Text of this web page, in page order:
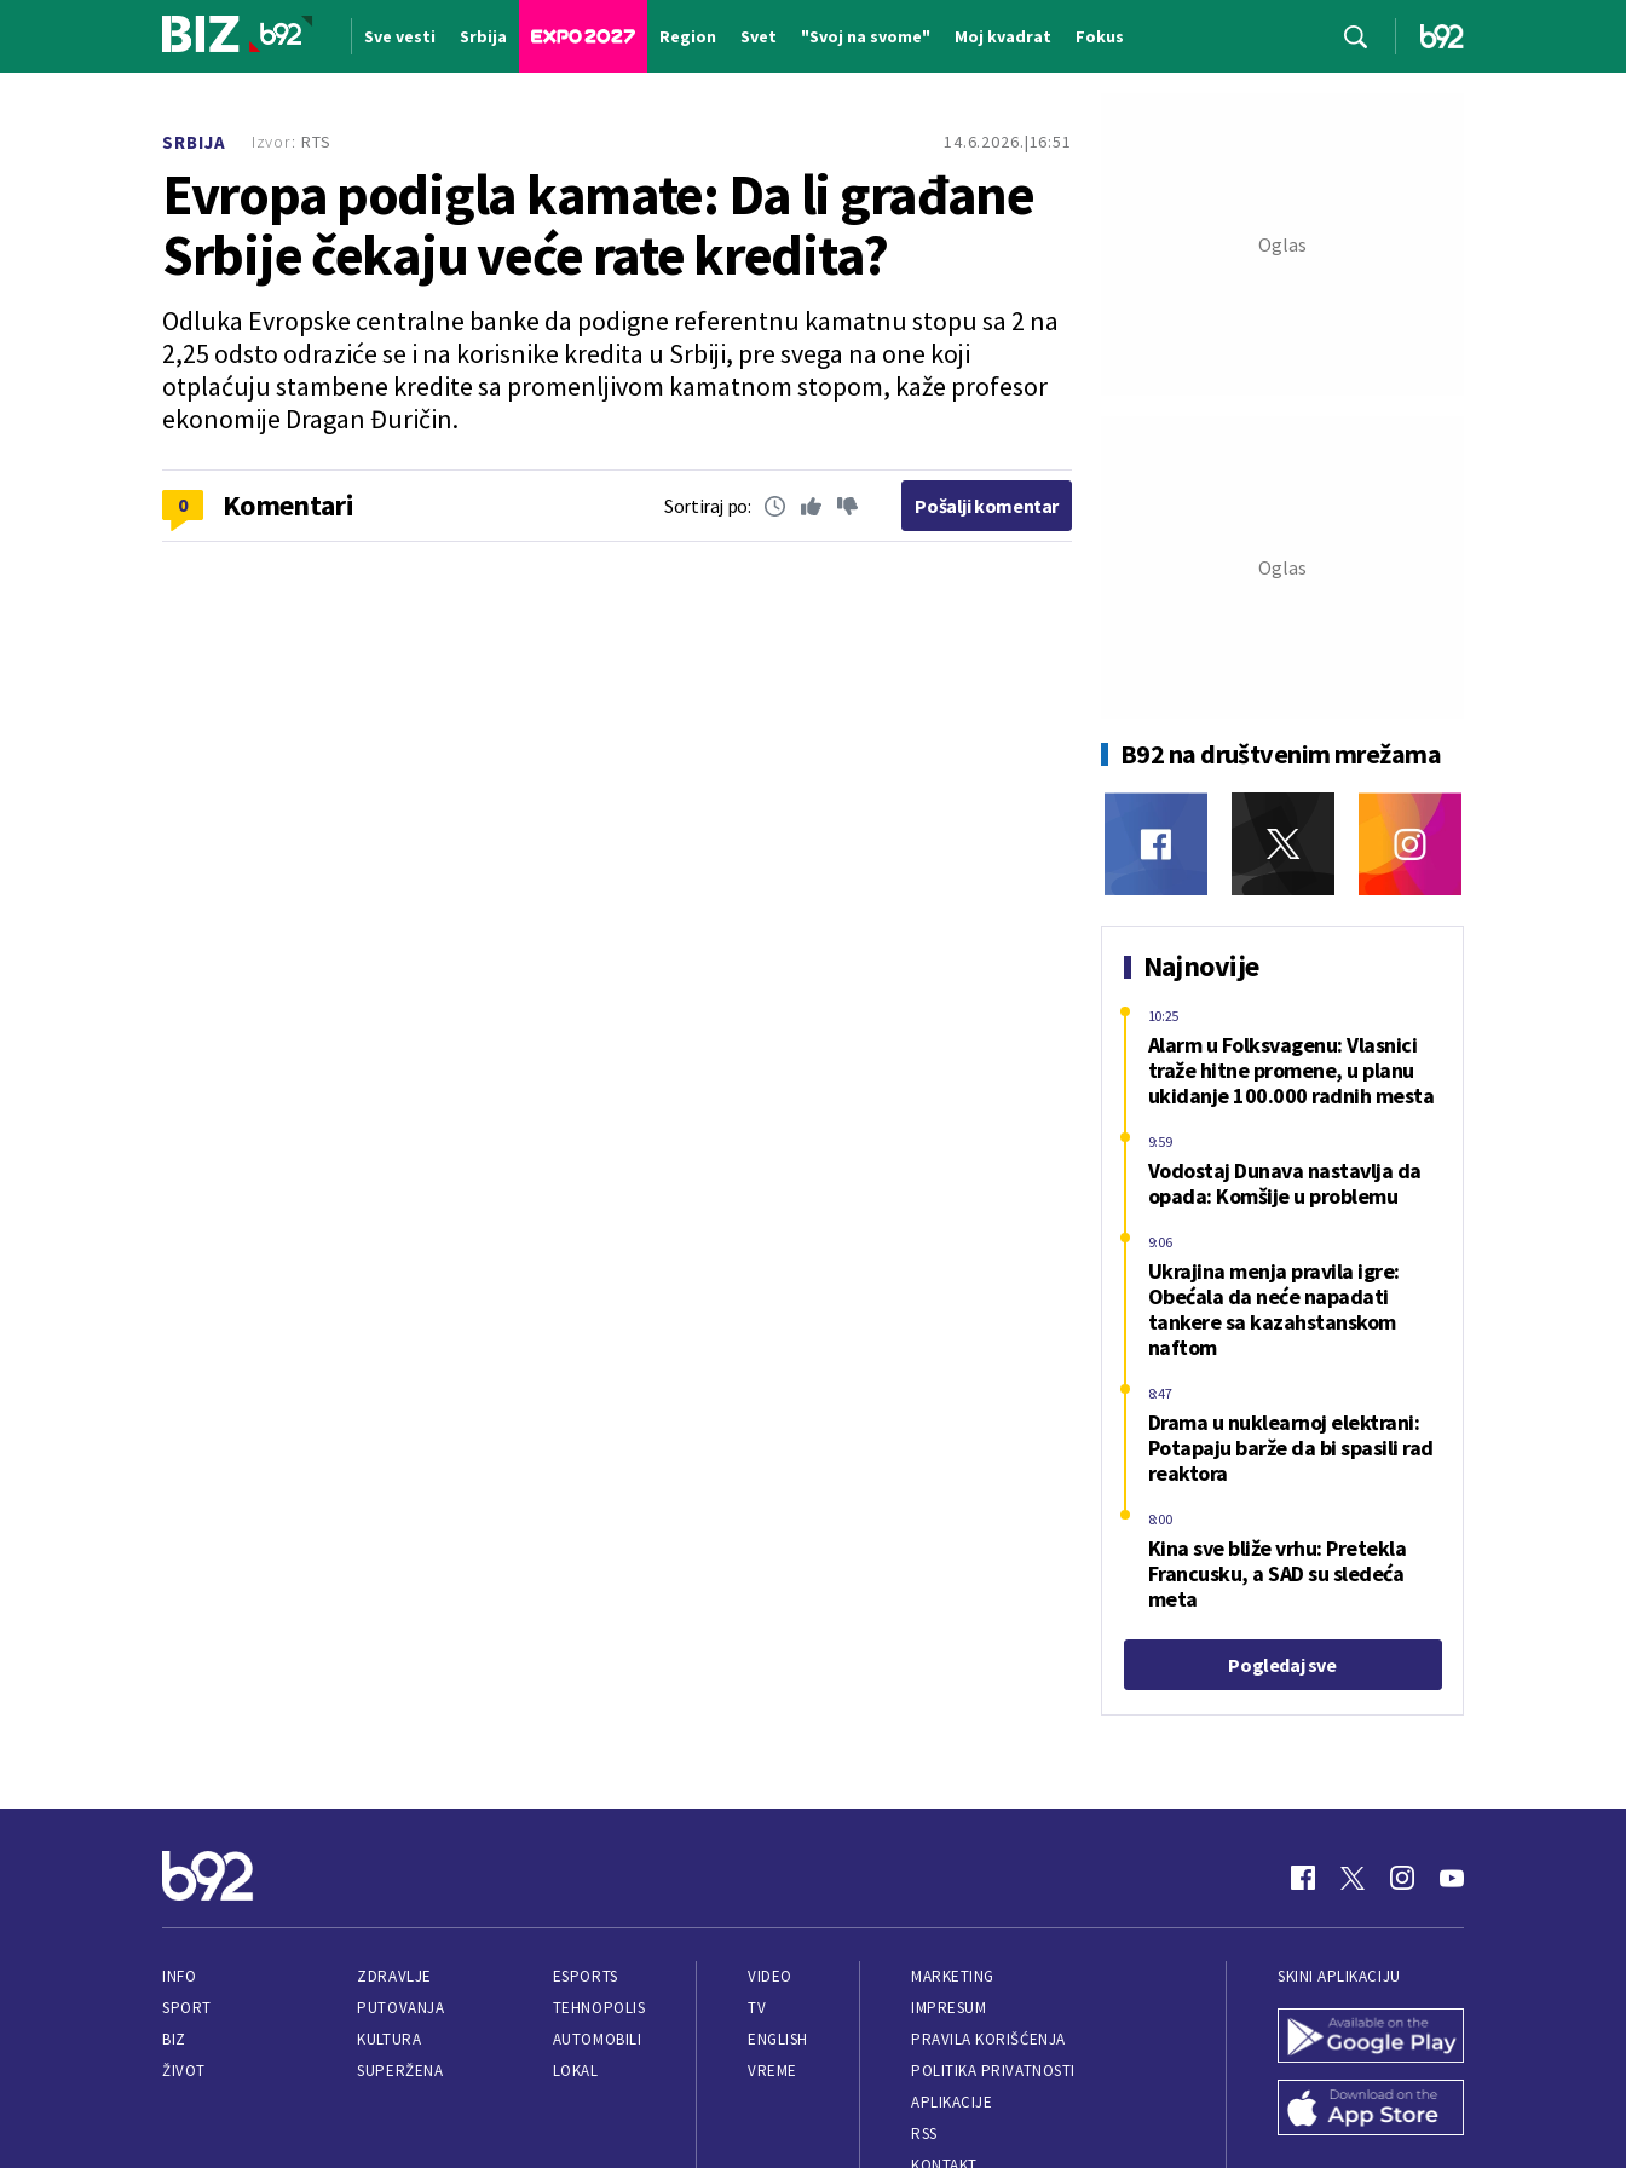
Sve vesti Srbija Region Svet "Svoj na svome" Moj kvadrat Fokus
SRBIJA 14.6.2026. 16:51
Evropa podigla kamate: Da li građane
Srbije čekaju veće rate kredita?
Odluka Evropske centralne banke da podigne referentnu kamatnu stopu sa 2 na
2,25 odsto odraziće se i na korisnike kredita u Srbiji, pre svega na one koji
otplaćuju stambene kredite sa promenljivom kamatnom stopom, kaže profesor
ekonomije Dragan Đuričin.
Izvor: RTS
0 Komentari Sortiraj po: Pošalji komentar
B92 na društvenim mrežama
Najnovije
Alarm u Folksvagenu: Vlasnici
traže hitne promene, u planu
ukidanje 100.000 radnih mesta
10:25
Vodostaj Dunava nastavlja da
opada: Komšije u problemu
9:59
Ukrajina menja pravila igre:
Obećala da neće napadati
tankere sa kazahstanskom
naftom
9:06
Drama u nuklearnoj elektrani:
Potapaju barže da bi spasili rad
reaktora
8:47
Kina sve bliže vrhu: Pretekla
Francusku, a SAD su sledeća
meta
8:00
Pogledaj sve
INFO
SPORT
BIZ
ŽIVOT
ZDRAVLJE
PUTOVANJA
KULTURA
SUPERŽENA
ESPORTS
TEHNOPOLIS
AUTOMOBILI
LOKAL
VIDEO
TV
ENGLISH
VREME
MARKETING
IMPRESUM
PRAVILA KORIŠĆENJA
POLITIKA PRIVATNOSTI
APLIKACIJE
RSS
SKINI APLIKACIJU